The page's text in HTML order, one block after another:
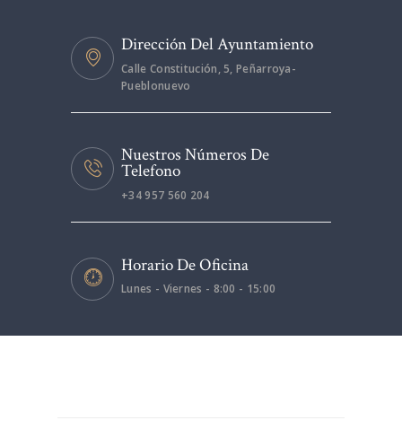
Dirección Del Ayuntamiento
Calle Constitución, 5, Peñarroya-
Pueblonuevo
Nuestros Números De
Telefono
+34 957 560 204
Horario De Oficina
Lunes - Viernes - 8:00 - 15:00